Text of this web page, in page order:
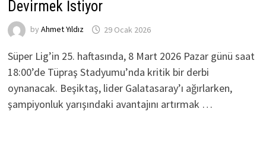
Devirmek İstiyor
by Ahmet Yıldız 29 Ocak 2026
Süper Lig’in 25. haftasında, 8 Mart 2026 Pazar günü saat
18:00’de Tüpraş Stadyumu’nda kritik bir derbi
oynanacak. Beşiktaş, lider Galatasaray’ı ağırlarken,
şampiyonluk yarışındaki avantajını artırmak …